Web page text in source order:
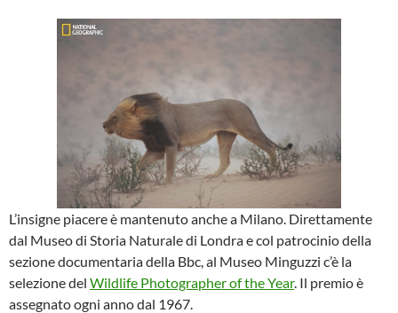
L’insigne piacere è mantenuto anche a Milano. Direttamente
dal Museo di Storia Naturale di Londra e col patrocinio della
sezione documentaria della Bbc, al Museo Minguzzi c’è la
selezione del Wildlife Photographer of the Year. Il premio è
assegnato ogni anno dal 1967.